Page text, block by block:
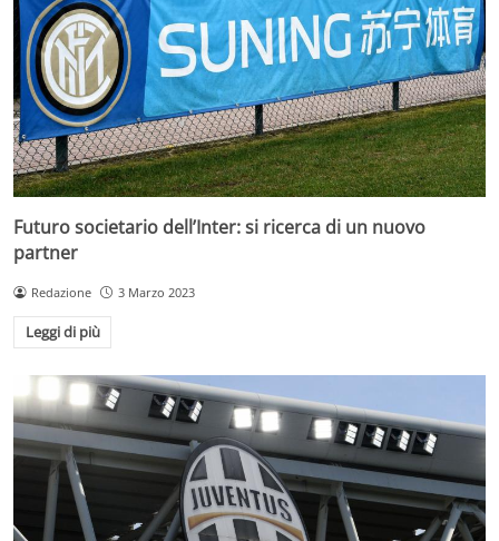
Futuro societario dell’Inter: si ricerca di un nuovo
partner
Redazione 3 Marzo 2023
Leggi di più